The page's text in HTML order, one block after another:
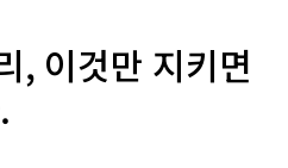
, 이것만 지키면